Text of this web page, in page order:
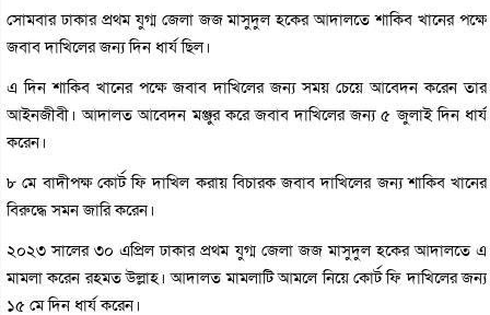
সোমবার ঢাকার প্রথম যুগ্ম জেলা জজ মাসুদুল হকের আদালতে শাকিব খানের পক্ষে
জবাব দাখিলের জন্য দিন ধার্য ছিল।
এ দিন শাকিব খানের পক্ষে জবাব দাখিলের জন্য সময় চেয়ে আবেদন করেন তার
আইনজীবী। আদালত আবেদন মঞ্জুর করে জবাব দাখিলের জন্য ৫ জুলাই দিন ধার্য
করেন।
৮ মে বাদীপক্ষ কোর্ট ফি দাখিল করায় বিচারক জবাব দাখিলের জন্য শাকিব খানের
বিরুদ্ধে সমন জারি করেন।
২০২৩ সালের ৩০ এপ্রিল ঢাকার প্রথম যুগ্ম জেলা জজ মাসুদুল হকের আদালতে এ
মামলা করেন রহমত উল্লাহ। আদালত মামলাটি আমলে নিয়ে কোর্ট ফি দাখিলের জন্য
১৫ মে দিন ধার্য করেন।